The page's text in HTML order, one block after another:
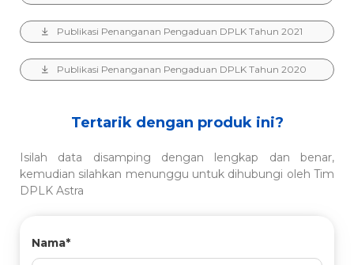
Publikasi Penanganan Pengaduan DPLK Tahun 2021
Publikasi Penanganan Pengaduan DPLK Tahun 2020
Tertarik dengan produk ini?
Isilah data disamping dengan lengkap dan benar,
kemudian silahkan menunggu untuk dihubungi oleh Tim
DPLK Astra
Nama*